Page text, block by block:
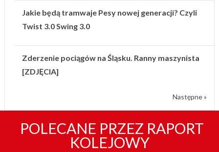
Jakie będą tramwaje Pesy nowej generacji? Czyli
Twist 3.0 Swing 3.0
Zderzenie pociągów na Śląsku. Ranny maszynista
[ZDJĘCIA]
Następne »
POLECANE PRZEZ RAPORT
KOLEJOWY